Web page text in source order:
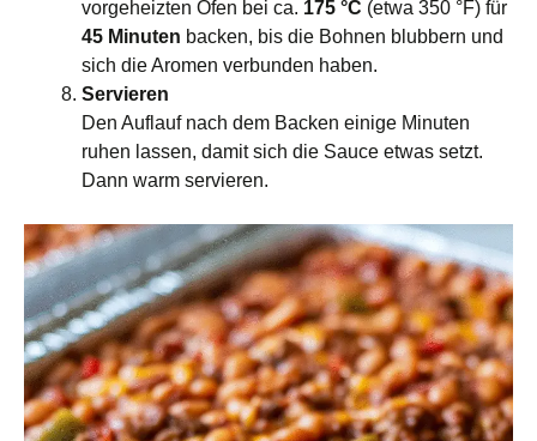
vorgeheizten Ofen bei ca. 175 °C (etwa 350 °F) für
45 Minuten backen, bis die Bohnen blubbern und
sich die Aromen verbunden haben.
Servieren
Den Auflauf nach dem Backen einige Minuten
ruhen lassen, damit sich die Sauce etwas setzt.
Dann warm servieren.